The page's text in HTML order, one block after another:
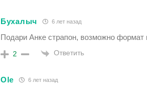
Бухалыч 6 лет назад
Подари Анке страпон, возможно формат
2 Ответить
Ole 6 лет назад